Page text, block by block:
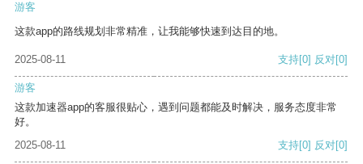
游客
这款app的路线规划非常精准，让我能够快速到达目的地。
2025-08-11 支持[0] 反对[0]
游客
这款加速器app的客服很贴心，遇到问题都能及时解决，服务态度非常
好。
2025-08-11
支持[0] 反对[0]